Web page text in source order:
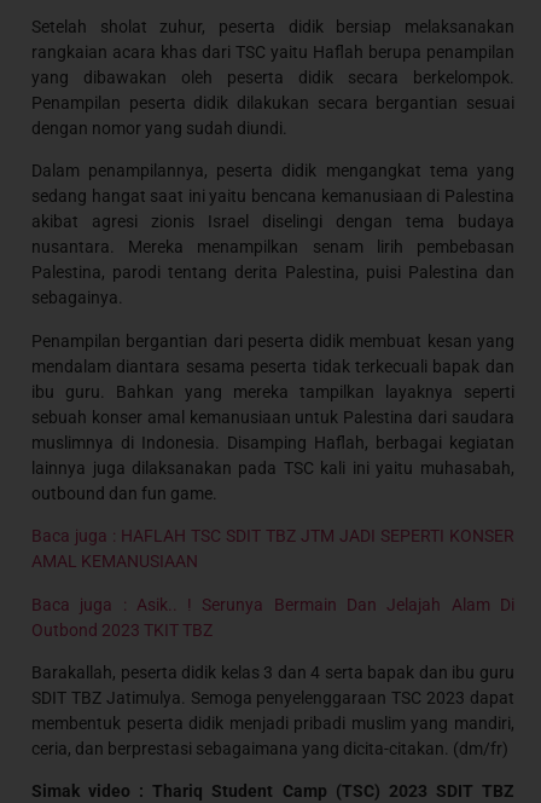
Setelah sholat zuhur, peserta didik bersiap melaksanakan
rangkaian acara khas dari TSC yaitu Haflah berupa penampilan
yang dibawakan oleh peserta didik secara berkelompok.
Penampilan peserta didik dilakukan secara bergantian sesuai
dengan nomor yang sudah diundi.
Dalam penampilannya, peserta didik mengangkat tema yang
sedang hangat saat ini yaitu bencana kemanusiaan di Palestina
akibat agresi zionis Israel diselingi dengan tema budaya
nusantara. Mereka menampilkan senam lirih pembebasan
Palestina, parodi tentang derita Palestina, puisi Palestina dan
sebagainya.
Penampilan bergantian dari peserta didik membuat kesan yang
mendalam diantara sesama peserta tidak terkecuali bapak dan
ibu guru. Bahkan yang mereka tampilkan layaknya seperti
sebuah konser amal kemanusiaan untuk Palestina dari saudara
muslimnya di Indonesia. Disamping Haflah, berbagai kegiatan
lainnya juga dilaksanakan pada TSC kali ini yaitu muhasabah,
outbound dan fun game.
Baca juga : HAFLAH TSC SDIT TBZ JTM JADI SEPERTI KONSER
AMAL KEMANUSIAAN
Baca juga : Asik.. ! Serunya Bermain Dan Jelajah Alam Di
Outbond 2023 TKIT TBZ
Barakallah, peserta didik kelas 3 dan 4 serta bapak dan ibu guru
SDIT TBZ Jatimulya. Semoga penyelenggaraan TSC 2023 dapat
membentuk peserta didik menjadi pribadi muslim yang mandiri,
ceria, dan berprestasi sebagaimana yang dicita-citakan. (dm/fr)
Simak video : Thariq Student Camp (TSC) 2023 SDIT TBZ